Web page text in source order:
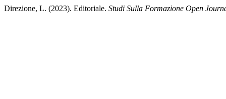
Direzione, L. (2023). Editoriale. Studi Sulla Formazione Open